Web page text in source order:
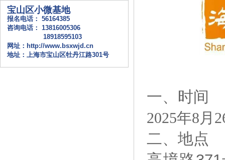
宝山区小微基地
报名电话： 56164385
咨询电话： 13816005306
18918595103
网址： http://www.bsxwjd.cn
地址：上海市宝山区牡丹江路301号
一、时间
2025年8 月
二、地点